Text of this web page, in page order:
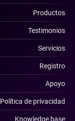
Productos
Testimonios
Servicios
Registro
Apoyo
Política de privacidad
Knowledge base